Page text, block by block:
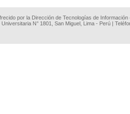
por la Dirección de Tecnologías de
Universitaria N° 1801, San Miguel, Lima - Perú |